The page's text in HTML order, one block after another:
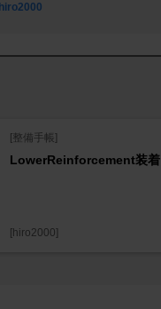
hiro2000
[整備手帳]
LowerReinforcement装着
[hiro2000]